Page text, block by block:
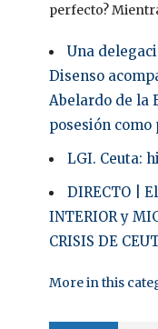
perfecto?
Una
Disenso
Abelardo de la
posesión como
LGI. Ceuta:
DIRECTO |
INTERIOR y
CRISIS DE
More in this